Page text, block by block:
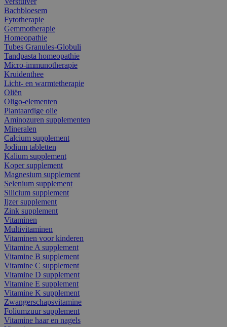
Bachbloesem
Fytotherapie
Gemmotherapie
Homeopathie
Tubes Granules-Globuli
Tandpasta homeopathie
Micro-immunotherapie
Kruidenthee
Licht- en warmtetherapie
Oliën
Oligo-elementen
Plantaardige olie
Aminozuren supplementen
Mineralen
Calcium supplement
Jodium tabletten
Kalium supplement
Koper supplement
Magnesium supplement
Selenium supplement
Silicium supplement
Ijzer supplement
Zink supplement
Vitaminen
Multivitaminen
Vitaminen voor kinderen
Vitamine A supplement
Vitamine B supplement
Vitamine C supplement
Vitamine D supplement
Vitamine E supplement
Vitamine K supplement
Zwangerschapsvitamine
Foliumzuur supplement
Vitamine haar en nagels